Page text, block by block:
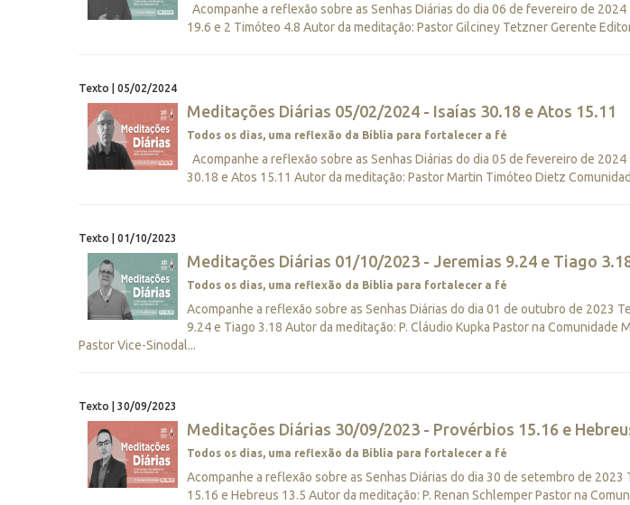
Acompanhe a reflexão sobre as Senhas Diárias do dia 06 de fevereiro de
19.6 e 2 Timóteo 4.8 Autor da meditação: Pastor Gilciney Tetzner Gerente
Texto | 05/02/2024
Meditações Diárias 05/02/2024 - Isaías 30.18 e Atos 15.11
Todos os dias, uma reflexão da Bíblia para fortalecer a fé
Acompanhe a reflexão sobre as Senhas Diárias do dia 05 de fevereiro de
30.18 e Atos 15.11 Autor da meditação: Pastor Martin Timóteo Dietz
Texto | 01/10/2023
Meditações Diárias 01/10/2023 - Jeremias 9.24 e Tiago
Todos os dias, uma reflexão da Bíblia para fortalecer a fé
Acompanhe a reflexão sobre as Senhas Diárias do dia 01 de outubro de 2023
9.24 e Tiago 3.18 Autor da meditação: P. Cláudio Kupka Pastor na Comunidade
Pastor Vice-Sinodal...
Texto | 30/09/2023
Meditações Diárias 30/09/2023 - Provérbios 15.16 e
Todos os dias, uma reflexão da Bíblia para fortalecer a fé
Acompanhe a reflexão sobre as Senhas Diárias do dia 30 de setembro de
15.16 e Hebreus 13.5 Autor da meditação: P. Renan Schlemper Pastor na